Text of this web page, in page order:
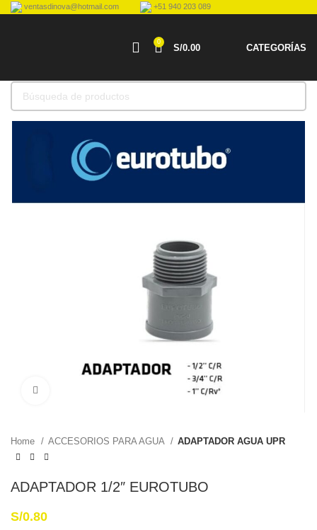
ventasdinova@hotmail.com +51 940 203 089
0
S/0.00 CATEGORÍAS
Home ACCESORIOS PARA AGUA ADAPTADOR AGUA UPR
ADAPTADOR 1/2″ EUROTUBO
S/0.80